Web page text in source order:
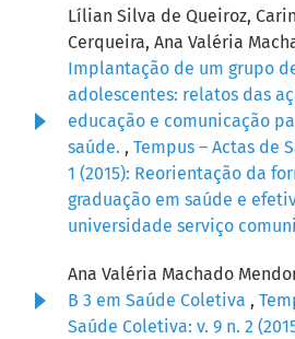
Lílian Silva de Queiroz,
Cerqueira, Ana Valéria
Implantação de um grupo
adolescentes: relatos das
educação e comunicação
saúde. , Tempus – Actas de
1 (2015): Reorientação da
graduação em saúde e
universidade serviço
Ana Valéria Machado
B 3 em Saúde Coletiva ,
Saúde Coletiva: v. 9 n. 2